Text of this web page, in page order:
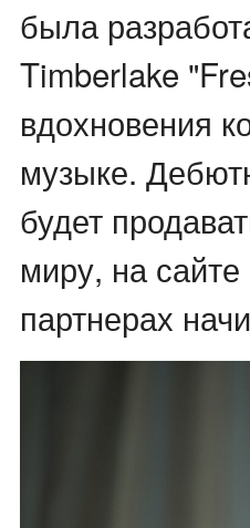
была
Timberlake
вдохновения
музыке.
будет
миру, на
партнерах